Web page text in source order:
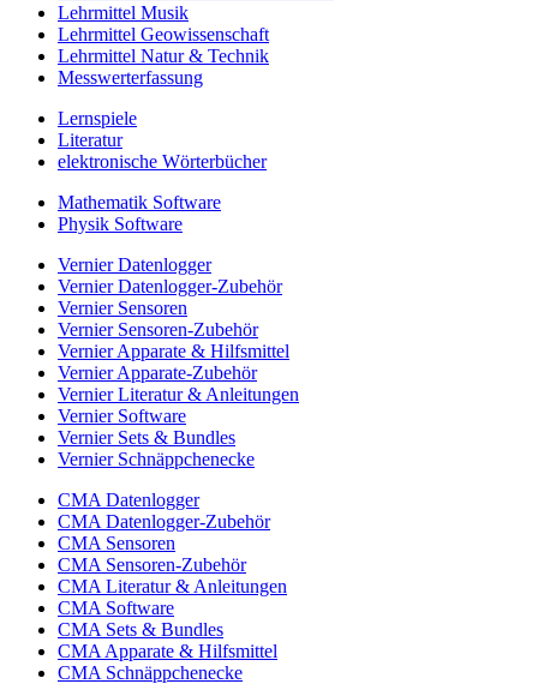
Lehrmittel Musik
Lehrmittel Geowissenschaft
Lehrmittel Natur & Technik
Messwerterfassung
Lernspiele
Literatur
elektronische Wörterbücher
Mathematik Software
Physik Software
Vernier Datenlogger
Vernier Datenlogger-Zubehör
Vernier Sensoren
Vernier Sensoren-Zubehör
Vernier Apparate & Hilfsmittel
Vernier Apparate-Zubehör
Vernier Literatur & Anleitungen
Vernier Software
Vernier Sets & Bundles
Vernier Schnäppchenecke
CMA Datenlogger
CMA Datenlogger-Zubehör
CMA Sensoren
CMA Sensoren-Zubehör
CMA Literatur & Anleitungen
CMA Software
CMA Sets & Bundles
CMA Apparate & Hilfsmittel
CMA Schnäppchenecke